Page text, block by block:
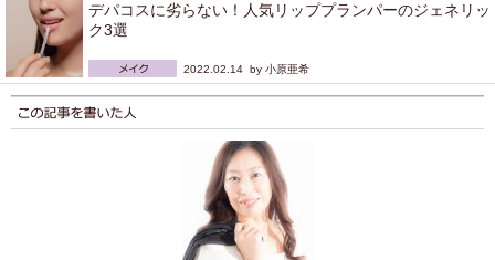
デパコスに劣らない！人気リッププランパーのジェネリッ
ク3選
2022.02.14 by 小原亜希